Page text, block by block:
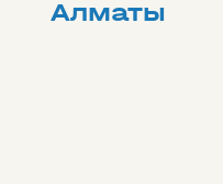
Алматы